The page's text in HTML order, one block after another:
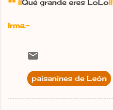
** ¡¡Qué grande eres LoLo!!
Irma.-
paisanines de León